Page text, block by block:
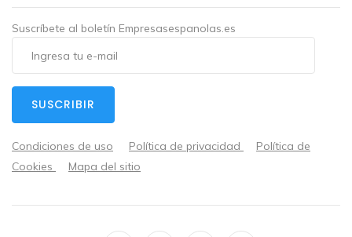
Suscríbete al boletín Empresasespanolas.es
Condiciones de uso Política de privacidad
Política de
Cookies
Mapa del sitio
SUSCRIBIR